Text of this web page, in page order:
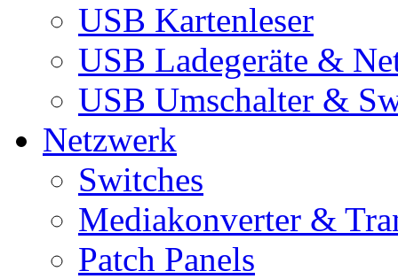
USB Kartenleser
USB Ladegeräte &
USB Umschalter &
Netzwerk
Switches
Mediakonverter &
Patch Panels